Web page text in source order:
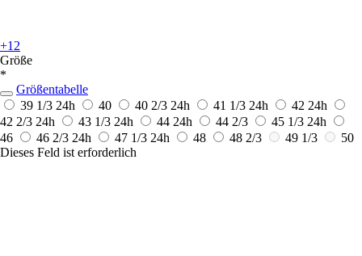
+12
Größe
*
Größentabelle
39 1/3 24h 40 40 2/3 24h 41 1/3 24h 42 24h
42 2/3 24h 43 1/3 24h 44 24h 44 2/3 45 1/3 24h
46
46 2/3 24h 47 1/3 24h 48 48 2/3 49 1/3
50
Dieses Feld ist erforderlich